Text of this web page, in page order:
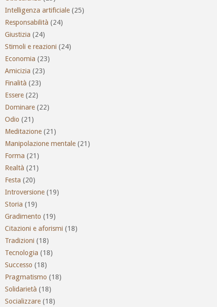
Intelligenza artificiale (25)
Responsabilità (24)
Giustizia (24)
Stimoli e reazioni (24)
Economia (23)
Amicizia (23)
Finalità (23)
Essere (22)
Dominare (22)
Odio (21)
Meditazione (21)
Manipolazione mentale (21)
Forma (21)
Realtà (21)
Festa (20)
Introversione (19)
Storia (19)
Gradimento (19)
Citazioni e aforismi (18)
Tradizioni (18)
Tecnologia (18)
Successo (18)
Pragmatismo (18)
Solidarietà (18)
Socializzare (18)